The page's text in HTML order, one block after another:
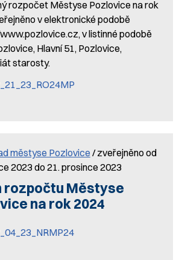
rozpočet Městyse Pozlovice na rok
v elektronické podobě
v listinné podobě
Hlavní 51, Pozlovice,
starosty.
městyse Pozlovice / zveřejněno od
2023 do 21. prosince 2023
rozpočtu Městyse
na rok 2024